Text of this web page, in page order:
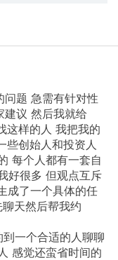
问题 急需有针对性
建议 然后我就给
这样的人 我把我的
些创始人和投资人
每个人都有一套自
好很多 但观点互斥
成了一个具体的任
天然后帮我约
一个合适的人聊聊
感觉还蛮省时间的